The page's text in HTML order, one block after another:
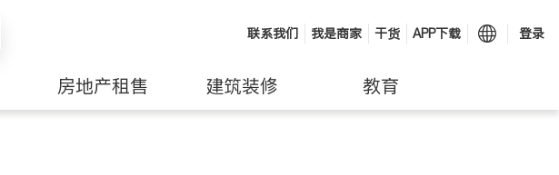
联系我们 我是商家 干货 APP下载 登录
房地产租售 建筑装修 教育